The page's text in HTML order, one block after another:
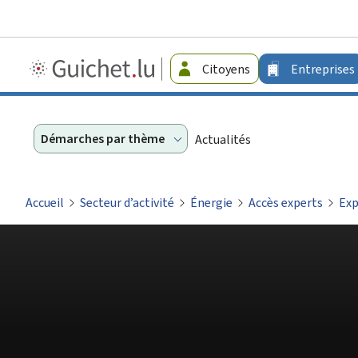
Guichet.lu
-
Citoyens Entreprises
Démarches par thème Actualités
Accueil Secteur d’activité Énergie Accès experts